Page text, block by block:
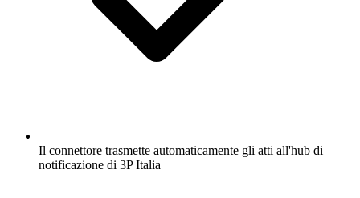
Il connettore trasmette automaticamente gli atti all'hub di
notificazione di 3P Italia